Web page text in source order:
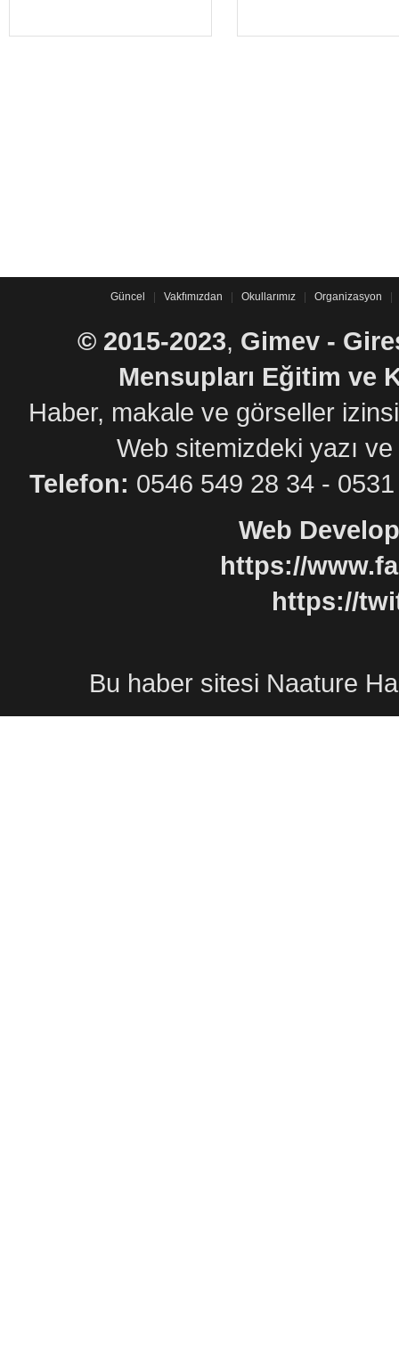
Güncel Vakfımızdan Okullarımız Organizasyon
© 2015-2023, Gimev -
Mensupları Eğitim ve
Haber, makale ve görseller
Web sitemizdeki yazı
Telefon: 0546 549 28 34 -
Web
https://
https://
Bu haber sitesi Naature